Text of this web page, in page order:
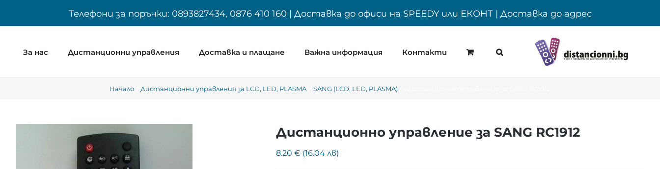
Телефони за поръчки: 0893827434, 0876 410 160 | Доставка до офиси на SPEEDY или ЕКОНТ | Доставка до адрес
За нас Дистанционни управления Доставка и плащане Важна информация Контакти
Начало Дистанционни управления за LCD, LED, PLASMA SANG (LCD, LED, PLASMA)
Дистанционно управление за SANG RC1912
8.20 € (16.04 лв)